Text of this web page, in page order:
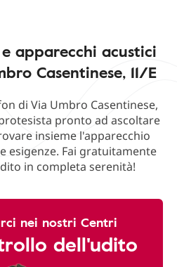
apparecchi acustici
Casentinese, 11/E
di Via Umbro Casentinese,
pronto ad ascoltare
insieme l'apparecchio
esigenze. Fai gratuitamente
in completa serenità!
nei nostri Centri
dell'udito